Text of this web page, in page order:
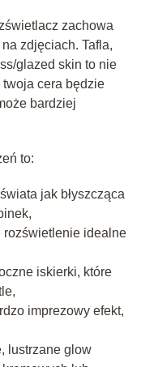
zachowa
zdjęciach. Tafla,
glazed skin to nie
cera będzie
bardziej
to:
jak błyszcząca
rozświetlenie idealne
iskierki, które
imprezowy efekt,
lustrzane glow